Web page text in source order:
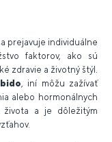
prejavuje individuálne
faktorov, ako sú
zdravie a životný štýl.
, iní môžu zažívať
alebo hormonálnych
života a je dôležitým